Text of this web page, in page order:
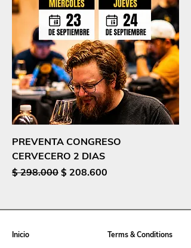
PREVENTA CONGRESO
CERVECERO 2 DIAS
Precio
$ 298.000 Precio de oferta
$ 208.600
Inicio Terms & Conditions